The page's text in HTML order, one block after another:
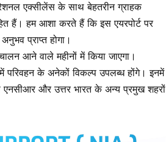
एक्सीलेंस के साथ बेहतरीन ग्राहक
हैं। हम आशा करते हैं कि इस एयरपोर्ट पर
प्राप्त होगा।
आने वाले महीनों में किया जाएगा।
परिवहन के अनेकों विकल्प उपलब्ध होंगे। इनमें
एनसीआर और उत्तर भारत के अन्य प्रमुख शहरों